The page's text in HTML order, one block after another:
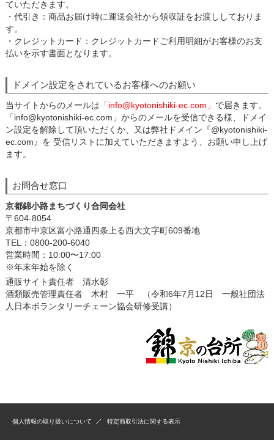
ていただきます。
・代引き：商品お届け時に運送会社から領収証をお渡ししておりま
す。
・クレジットカード：クレジットカードご利用明細がお客様のお支
払いを示す書面となります。
ドメイン設定をされているお客様へのお願い
当サイトからのメールは 「info@kyotonishiki-ec.com」 で届きます。
「info@kyotonishiki-ec.com」からのメールを受信できる様、ドメイ
ン設定を解除して頂いただくか、又は弊社ドメイン『@kyotonishiki-
ec.com』を 受信リストに加えていただきますよう、お願い申し上げ
ます。
お問合せ窓口
京都錦小路まちづくり合同会社
〒604-8054
京都市中京区富小路通四条上る西大文字町609番地
TEL：0800-200-6040
営業時間：10:00〜17:00
※年末年始を除く
通販サイト責任者 清水彰
酒類販売管理責任者 木村 一平 （令和6年7月12日 一般社団法
人日本ボランタリーチェーン協会研修受講）
個人情報の取り扱いについて 特定商取引法に関する表示